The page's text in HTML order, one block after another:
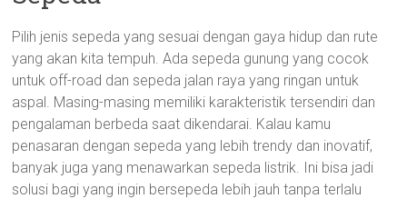
Pilih jenis sepeda yang sesuai dengan gaya hidup dan rute
yang akan kita tempuh. Ada sepeda gunung yang cocok
untuk off-road dan sepeda jalan raya yang ringan untuk
aspal. Masing-masing memiliki karakteristik tersendiri dan
pengalaman berbeda saat dikendarai. Kalau kamu
penasaran dengan sepeda yang lebih trendy dan inovatif,
banyak juga yang menawarkan sepeda listrik. Ini bisa jadi
solusi bagi yang ingin bersepeda lebih jauh tanpa terlalu